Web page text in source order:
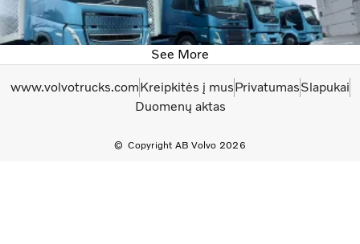
See More
Copyright AB Volvo 2026
www.volvotrucks.comKreipkitės į musPrivatumasSlapukai
Duomenų aktas